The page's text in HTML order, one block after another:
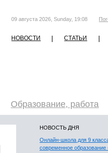
09 августа 2026, Sunday, 19:08
НОВОСТИ | СТАТЬИ |
Образование, работа
НОВОСТЬ ДНЯ
Онлайн-школа для 9
современное образование